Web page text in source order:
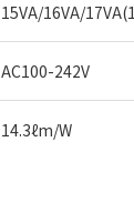
15VA/16VA/
AC100-242V
14.3ℓm/W